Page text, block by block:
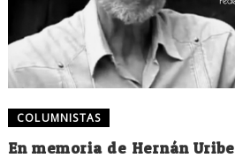
COLUMNISTAS
En memoria de Hernán Uribe